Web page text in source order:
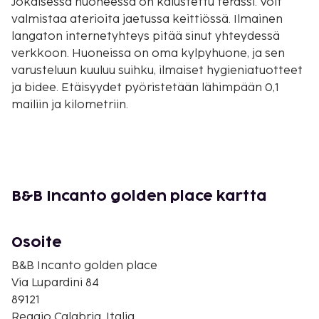
valmistaa aterioita jaetussa keittiössä. Ilmainen
langaton internetyhteys pitää sinut yhteydessä
verkkoon. Huoneissa on oma kylpyhuone, ja sen
varusteluun kuuluu suihku, ilmaiset hygieniatuotteet
ja bidee. Etäisyydet pyöristetään lähimpään 0,1
mailiin ja kilometriin.
Planetario Pythagoras di Reggio Calabria
Museo Archeologico Nazionale di Reggio Calabrian
arkeologinen museo - 3,9 km / 2,4 mi
Piazza de Nava - 3,9 km / 2,4 mi
Pyhän Gaetano Catanoson kirkko - 4 km / 2,5 mi
Casertan puisto - 4 km / 2,5 mi
B&B Incanto golden place kartta
Osoite
B&B Incanto golden place
Via Lupardini 84
89121